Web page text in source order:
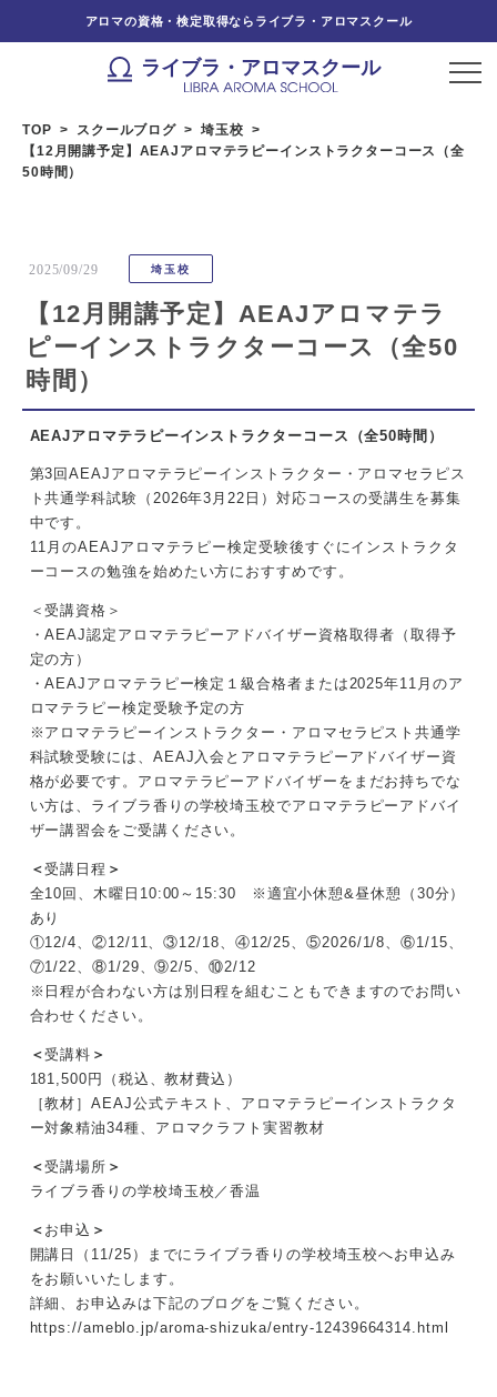
アロマの資格・検定取得ならライブラ・アロマスクール
ライブラ・アロマスクール
TOP スクールブログ
埼玉校
【12月開講予定】AEAJアロマテラピーインストラクターコース（全
50時間）
2025/09/29 埼玉校
【12月開講予定】AEAJアロマテラ
ピーインストラクターコース（全50
時間）
AEAJアロマテラピーインストラクターコース（全50時間）
第3回AEAJアロマテラピーインストラクター・アロマセラピス
ト共通学科試験（2026年3月22日）対応コースの受講生を募集
中です。
11月のAEAJアロマテラピー検定受験後すぐにインストラクタ
ーコースの勉強を始めたい方におすすめです。
＜受講資格＞
・AEAJ認定アロマテラピーアドバイザー資格取得者（取得予
定の方）
・AEAJアロマテラピー検定１級合格者または2025年11月のア
ロマテラピー検定受験予定の方
※アロマテラピーインストラクター・アロマセラピスト共通学
科試験受験には、AEAJ入会とアロマテラピーアドバイザー資
格が必要です。アロマテラピーアドバイザーをまだお持ちでな
い方は、ライブラ香りの学校埼玉校でアロマテラピーアドバイ
ザー講習会をご受講ください。
＜受講日程 ＞
全10回、木曜日10:00～15:30 ※適宜小休憩&昼休憩（30分）
あり
①12/4、②12/11、③12/18、④12/25、⑤2026/1/8、⑥1/15、
⑦1/22、⑧1/29、⑨2/5、⑩2/12
※日程が合わない方は別日程を組むこともできますのでお問い
合わせください。
＜受講料 ＞
181,500円（税込、教材費込）
［教材］AEAJ公式テキスト、アロマテラピーインストラクタ
ー対象精油34種、アロマクラフト実習教材
＜受講場所 ＞
ライブラ香りの学校埼玉校／香温
＜ お申込 ＞
開講日（11/25）までにライブラ香りの学校埼玉校へお申込み
をお願いいたします。
詳細、お申込みは下記のブログをご覧ください。
https://ameblo.jp/aroma-shizuka/entry-12439664314.html